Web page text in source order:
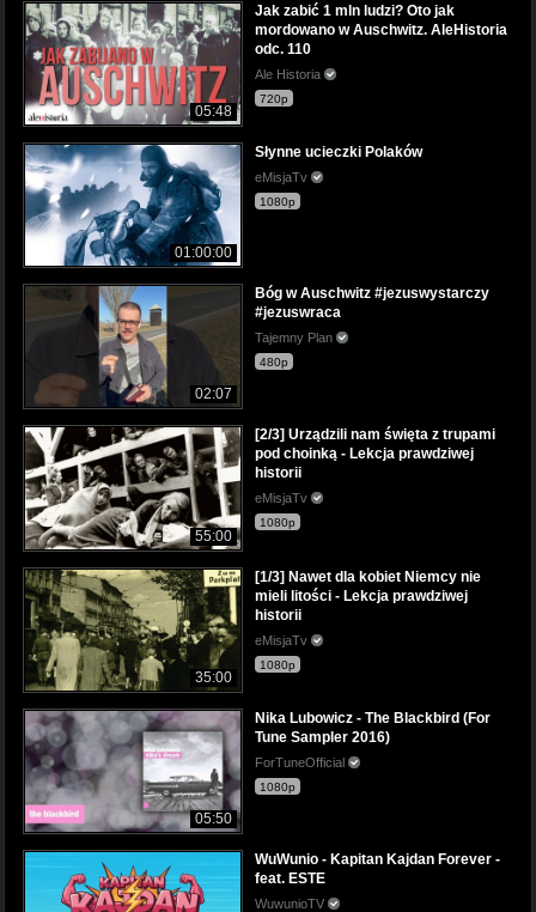
05:48
Jak zabić 1 mln ludzi? Oto jak
mordowano w Auschwitz. AleHistoria
odc. 110
Ale Historia
720p
01:00:00
Słynne ucieczki Polaków
eMisjaTv
1080p
02:07
Bóg w Auschwitz #jezuswystarczy
#jezuswraca
Tajemny Plan
480p
55:00
[2/3] Urządzili nam święta z trupami
pod choinką - Lekcja prawdziwej
historii
eMisjaTv
1080p
35:00
[1/3] Nawet dla kobiet Niemcy nie
mieli litości - Lekcja prawdziwej
historii
eMisjaTv
1080p
05:50
Nika Lubowicz - The Blackbird (For
Tune Sampler 2016)
ForTuneOfficial
1080p
WuWunio - Kapitan Kajdan Forever -
feat. ESTE
WuwunioTV